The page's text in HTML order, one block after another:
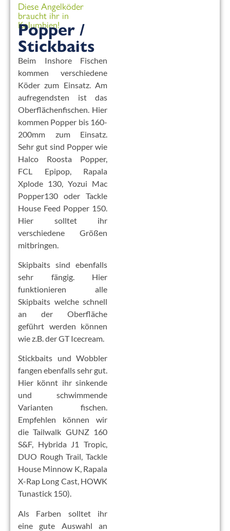
Diese Angelköder
braucht ihr in
Kolumbien!
Popper /
Stickbaits
Beim Inshore Fischen
kommen verschiedene
Köder zum Einsatz. Am
aufregendsten ist das
Oberflächenfischen. Hier
kommen Popper bis 160-
200mm zum Einsatz.
Sehr gut sind Popper wie
Halco Roosta Popper,
FCL Epipop, Rapala
Xplode 130, Yozui Mac
Popper130 oder Tackle
House Feed Popper 150.
Hier solltet ihr
verschiedene Größen
mitbringen.
Skipbaits sind ebenfalls
sehr fängig. Hier
funktionieren alle
Skipbaits welche schnell
an der Oberfläche
geführt werden können
wie z.B. der GT Icecream.
Stickbaits und Wobbler
fangen ebenfalls sehr gut.
Hier könnt ihr sinkende
und schwimmende
Varianten fischen.
Empfehlen können wir
die Tailwalk GUNZ 160
S&F, Hybrida J1 Tropic,
DUO Rough Trail, Tackle
House Minnow K, Rapala
X-Rap Long Cast, HOWK
Tunastick 150).
Als Farben solltet ihr
eine gute Auswahl an